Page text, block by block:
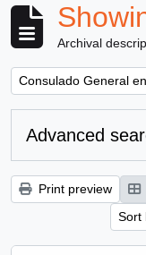
Archival
Remove filter:
Consulado General
Advanced
Print preview
Sort